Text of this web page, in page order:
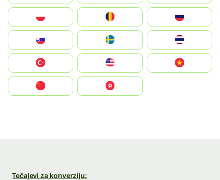
United States
中國香港特別行政區
Tečajevi za konverziju: